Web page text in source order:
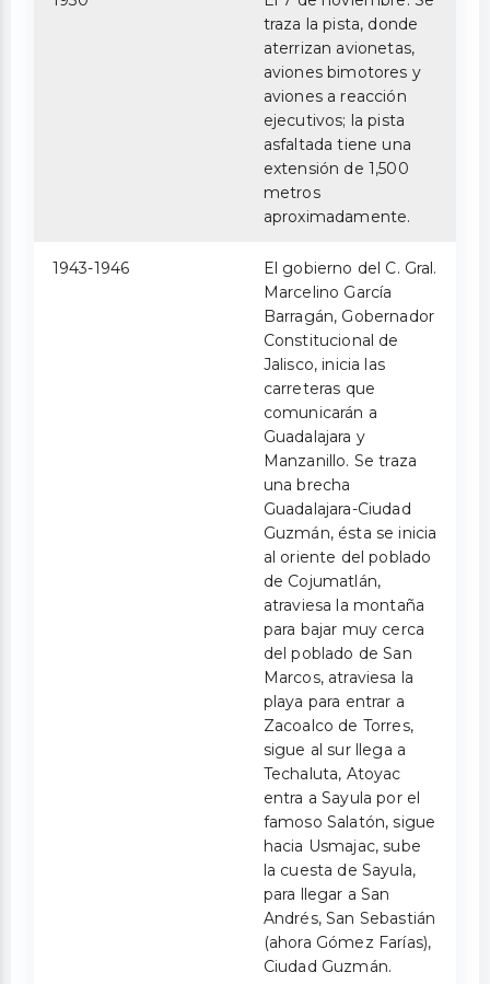
traza la pista, donde
aterrizan avionetas,
aviones bimotores y
aviones a reacción
ejecutivos; la pista
asfaltada tiene una
extensión de 1,500
metros
aproximadamente.
1943-1946
El gobierno del C. Gral.
Marcelino García
Barragán, Gobernador
Constitucional de
Jalisco, inicia las
carreteras que
comunicarán a
Guadalajara y
Manzanillo. Se traza
una brecha
Guadalajara-Ciudad
Guzmán, ésta se inicia
al oriente del poblado
de Cojumatlán,
atraviesa la montaña
para bajar muy cerca
del poblado de San
Marcos, atraviesa la
playa para entrar a
Zacoalco de Torres,
sigue al sur llega a
Techaluta, Atoyac
entra a Sayula por el
famoso Salatón, sigue
hacia Usmajac, sube
la cuesta de Sayula,
para llegar a San
Andrés, San Sebastián
(ahora Gómez Farías),
Ciudad Guzmán.